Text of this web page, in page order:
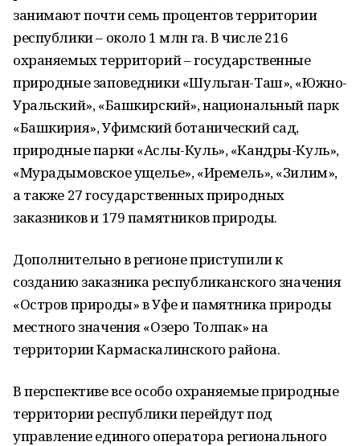
занимают почти семь процентов территории
республики – около 1 млн га. В числе 216
охраняемых территорий – государственные
природные заповедники «Шульган-Таш», «Южно-
Уральский», «Башкирский», национальный парк
«Башкирия», Уфимский ботанический сад,
природные парки «Аслы-Куль», «Кандры-Куль»,
«Мурадымовское ущелье», «Иремель», «Зилим»,
а также 27 государственных природных
заказников и 179 памятников природы.
Дополнительно в регионе приступили к
созданию заказника республиканского значения
«Остров природы» в Уфе и памятника природы
местного значения «Озеро Толпак» на
территории Кармаскалинского района.
В перспективе все особо охраняемые природные
территории республики перейдут под
управление единого оператора регионального